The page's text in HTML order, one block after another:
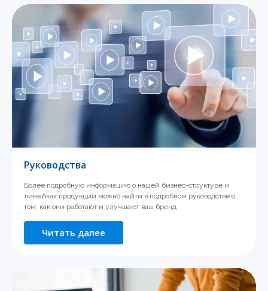
Руководства
Более подробную информацию о нашей бизнес-структуре и
линейках продукции можно найти в подробном руководстве о
том, как они работают и улучшают ваш бренд.
Читать далее